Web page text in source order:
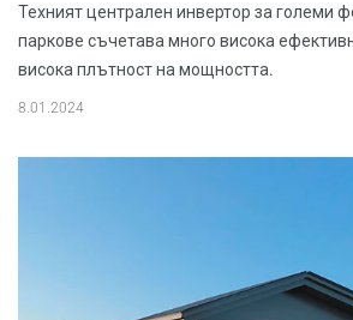
Техният централен инвертор за големи
паркове съчетава много висока
висока плътност на мощността.
8.01.2024